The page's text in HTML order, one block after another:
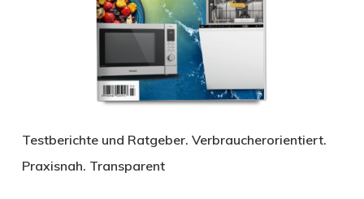
Testberichte und Ratgeber. Verbraucherorientiert.
Praxisnah. Transparent